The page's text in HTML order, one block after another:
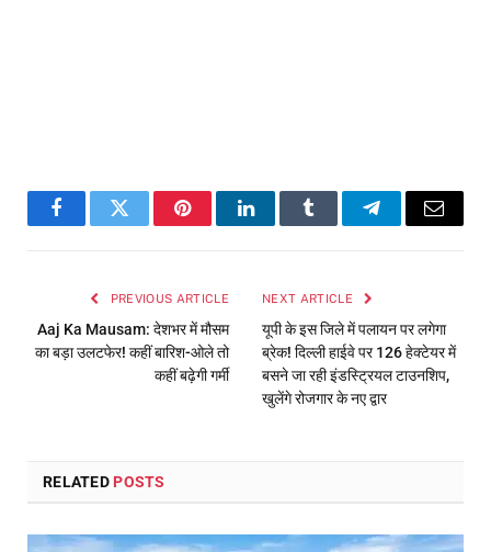
FacebookTwitter PinterestLinkedInTumblr TelegramEmail
PREVIOUS ARTICLE
Aaj Ka Mausam: देशभर में मौसम
का बड़ा उलटफेर! कहीं बारिश-ओले तो
कहीं बढ़ेगी गर्मी
NEXT ARTICLE
यूपी के इस जिले में पलायन पर लगेगा
ब्रेक! दिल्ली हाईवे पर 126 हेक्टेयर में
बसने जा रही इंडस्ट्रियल टाउनशिप,
खुलेंगे रोजगार के नए द्वार
RELATED POSTS